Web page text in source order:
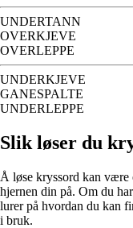
UNDERTANN
OVERKJEVE
OVERLEPPE
UNDERKJEVE
GANESPALTE
UNDERLEPPE
Slik løser du
Å løse kryssord kan være
hjernen din på. Om du
lurer på hvordan du kan
i bruk.